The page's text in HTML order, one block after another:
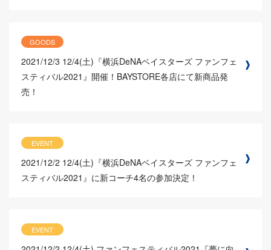
GOODS
2021/12/3 12/4(土)『横浜DeNAベイスターズ ファンフェ
スティバル2021』開催！BAYSTORE各店にて新商品発
売！
EVENT
2021/12/2 12/4(土)『横浜DeNAベイスターズ ファンフェ
スティバル2021』に新コーチ4名の参加決定！
EVENT